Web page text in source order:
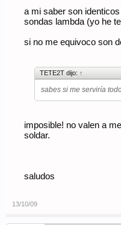
a mi saber son
sondas lambda (yo he
si no me equivoco son
TETE2T dijo: ↑
sabes si me serviría
imposible! no valen a
soldar.
saludos
13/10/09